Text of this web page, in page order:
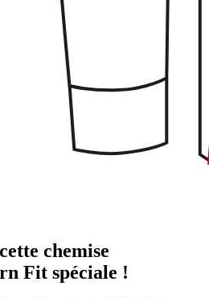
chemise
Fit spéciale !